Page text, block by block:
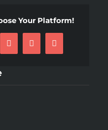
Your Platform!
LinkedInPinterest
E-
Mail